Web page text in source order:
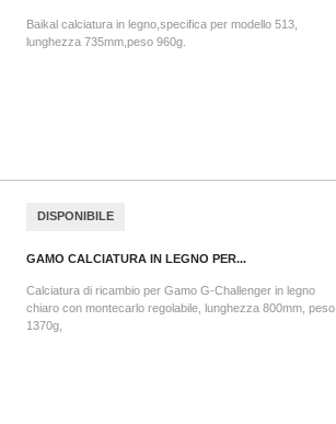
Baikal calciatura in legno,specifica per modello 513,
lunghezza 735mm,peso 960g.
DISPONIBILE
GAMO CALCIATURA IN LEGNO PER...
Calciatura di ricambio per Gamo G-Challenger in legno
chiaro con montecarlo regolabile, lunghezza 800mm, peso
1370g,